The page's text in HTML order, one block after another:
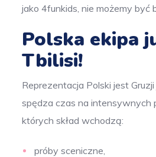
jako 4funkids, nie możemy być
Polska ekipa
Tbilisi!
Reprezentacja Polski jest Gruzji
spędza czas na intensywnych
których skład wchodzą:
próby sceniczne,